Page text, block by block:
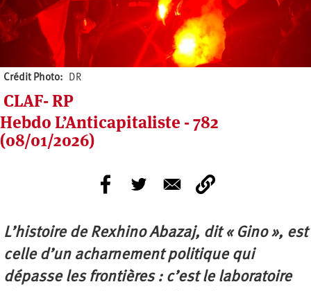
Crédit Photo DR
CLAF- RP
Hebdo L’Anticapitaliste - 782
(08/01/2026)
L’histoire de Rexhino Abazaj, dit « Gino », est
celle d’un acharnement politique qui
dépasse les frontières : c’est le laboratoire